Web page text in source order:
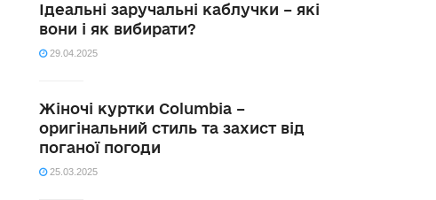
Ідеальні заручальні каблучки – які
вони і як вибирати?
29.04.2025
Жіночі куртки Columbia –
оригінальний стиль та захист від
поганої погоди
25.03.2025